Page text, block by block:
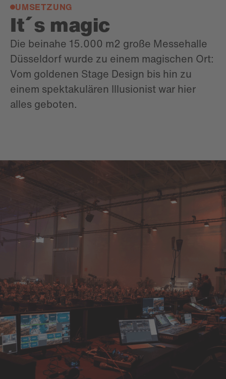
UMSETZUNG
It´s magic
Die beinahe 15.000 m2 große Messehalle
Düsseldorf wurde zu einem magischen Ort:
Vom goldenen Stage Design bis hin zu
einem spektakulären Illusionist war hier
alles geboten.